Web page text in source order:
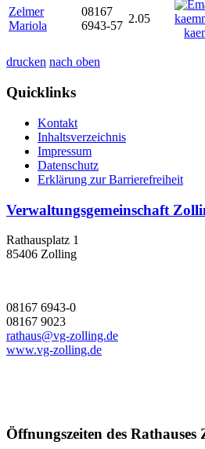
Zelmer
Mariola
08167
6943-57
2.05
drucken nach oben
Quicklinks
Kontakt
Inhaltsverzeichnis
Impressum
Datenschutz
Erklärung zur Barrierefreiheit
Verwaltungsgemeinschaft
Rathausplatz 1
85406 Zolling
08167 6943-0
08167 9023
rathaus@vg-zolling.de
www.vg-zolling.de
Öffnungszeiten des Rathauses